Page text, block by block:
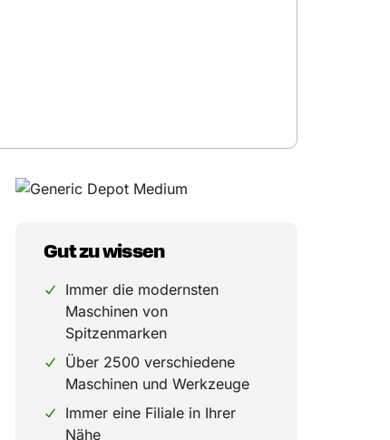
Gut zu wissen
Immer die modernsten
Maschinen von
Spitzenmarken
Über 2500 verschiedene
Maschinen und Werkzeuge
Immer eine Filiale in Ihrer
Nähe